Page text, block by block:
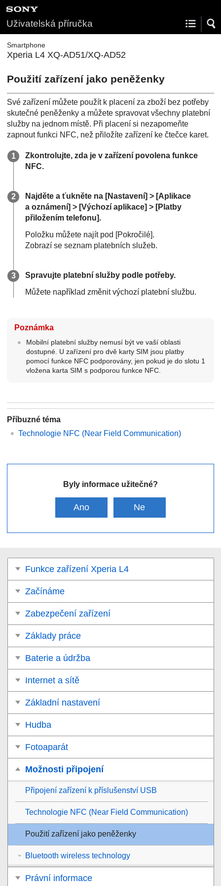
Uživatelská příručka
Smartphone
Xperia L4 XQ-AD51/XQ-AD52
Použití zařízení jako peněženky
Své zařízení můžete použít k placení za zboží bez potřeby
skutečné peněženky a můžete spravovat všechny platební
služby na jednom místě. Při placení si nezapomeňte
zapnout funkci NFC, než přiložíte zařízení ke čtečce karet.
Zkontrolujte, zda je v zařízení povolena funkce
NFC.
Najděte a ťukněte na [Nastavení] > [Aplikace
a oznámení] > [Výchozí aplikace] > [Platby
přiložením telefonu].
Položku můžete najít pod [Pokročilé].
Zobrazí se seznam platebních služeb.
Spravujte platební služby podle potřeby.
Můžete například změnit výchozí platební službu.
Poznámka
Mobilní platební služby nemusí být ve vaší oblasti
dostupné. U zařízení pro dvě karty SIM jsou platby
pomocí funkce NFC podporovány, jen pokud je do slotu 1
vložena karta SIM s podporou funkce NFC.
Příbuzné téma
Technologie NFC (Near Field Communication)
Byly informace užitečné?
Ano Ne
Funkce zařízení Xperia L4
Začínáme
Zabezpečení zařízení
Základy práce
Baterie a údržba
Internet a sítě
Základní nastavení
Hudba
Fotoaparát
Možnosti připojení
Připojení zařízení k příslušenství USB
Technologie NFC (Near Field Communication)
Použití zařízení jako peněženky
Bluetooth wireless technology
Právní informace